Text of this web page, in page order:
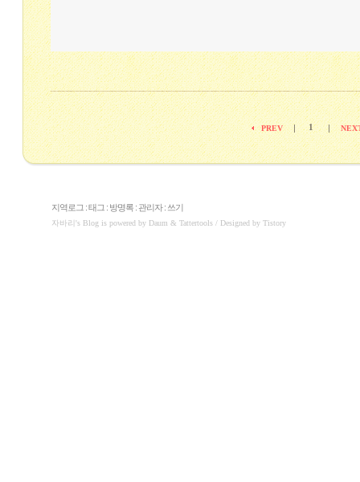
PREV | 1 |
지역로그 :태그 : 방명록 : 관리자: 쓰기
자바리 's Blog is powered by Daum & Tattertools / Designed by Tistory